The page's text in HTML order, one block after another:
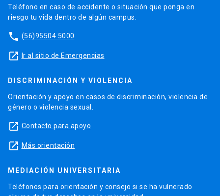
Teléfono en caso de accidente o situación que ponga en
riesgo tu vida dentro de algún campus.
phone (56)95504 5000
launch Ir al sitio de Emergencias
DISCRIMINACIÓN Y VIOLENCIA
Orientación y apoyo en casos de discriminación, violencia de
género o violencia sexual.
launch Contacto para apoyo
launch Más orientación
MEDIACIÓN UNIVERSITARIA
Teléfonos para orientación y consejo si se ha vulnerado